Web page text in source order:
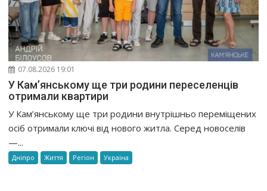
07.08.2026 19:01
У Кам’янському ще три родини переселенців
отримали квартири
У Кам’янському ще три родини внутрішньо переміщених
осіб отримали ключі від нового житла. Серед новоселів
—...
Дніпро Життя Регіон Україна